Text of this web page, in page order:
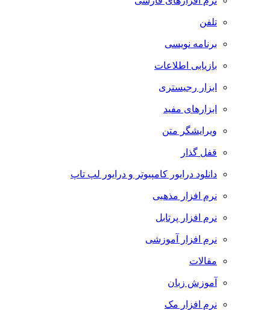
تلفن
برنامه نویسی
بازیابی اطلاعات
ابزار رجیستری
ابزارهای مفید
ویرایشگر متن
قفل گذار
دانلود درایور کامپیوتر و درایور لپ تاپ
نرم افزار مذهبی
نرم افزار پرتابل
نرم افزار آموزشی
مقالات
آموزش زبان
نرم افزار مک